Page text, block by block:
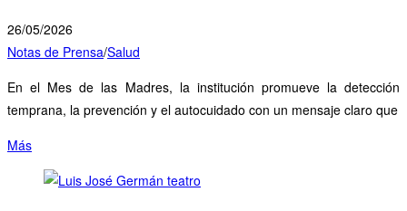
26/05/2026
Notas de Prensa/Salud
En el Mes de las Madres, la institución promueve la detección
temprana, la prevención y el autocuidado con un mensaje claro que
Más